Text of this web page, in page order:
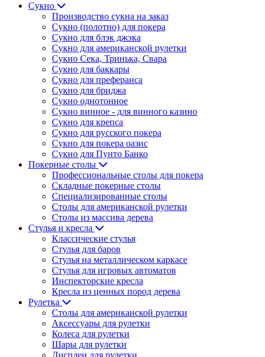
Сукно
Производство сукна на заказ
Сукно (полотно) для покера
Сукно для блэк джэка
Сукно для американской рулетки
Сукно Сека, Тринька, Свара
Сукно для баккары
Сукно для преферанса
Сукно для бриджа
Сукно однотонное
Сукно винное - для винного казино
Сукно для крепса
Сукно для русского покера
Сукно для покера оазис
Сукно для Пунто Банко
Покерные столы
Профессиональные столы для покера
Складные покерные столы
Специализированные столы
Столы для американской рулетки
Столы из массива дерева
Стулья и кресла
Классические стулья
Стулья для баров
Стулья на металлическом каркасе
Стулья для игровых автоматов
Инспекторские кресла
Кресла из ценных пород дерева
Рулетка
Столы для американской рулетки
Аксессуары для рулетки
Колеса для рулетки
Шары для рулетки